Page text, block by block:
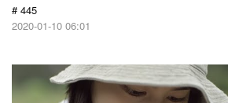
# 445
2020-01-10 06:01